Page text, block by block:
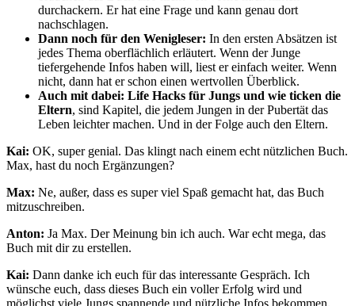
durchackern. Er hat eine Frage und kann genau dort
nachschlagen.
Dann noch für den Wenigleser: In den ersten Absätzen ist
jedes Thema oberflächlich erläutert. Wenn der Junge
tiefergehende Infos haben will, liest er einfach weiter. Wenn
nicht, dann hat er schon einen wertvollen Überblick.
Auch mit dabei: Life Hacks für Jungs und wie ticken die
Eltern, sind Kapitel, die jedem Jungen in der Pubertät das
Leben leichter machen. Und in der Folge auch den Eltern.
Kai: OK, super genial. Das klingt nach einem echt nützlichen Buch.
Max, hast du noch Ergänzungen?
Max: Ne, außer, dass es super viel Spaß gemacht hat, das Buch
mitzuschreiben.
Anton: Ja Max. Der Meinung bin ich auch. War echt mega, das
Buch mit dir zu erstellen.
Kai: Dann danke ich euch für das interessante Gespräch. Ich
wünsche euch, dass dieses Buch ein voller Erfolg wird und
möglichst viele Jungs spannende und nützliche Infos bekommen.